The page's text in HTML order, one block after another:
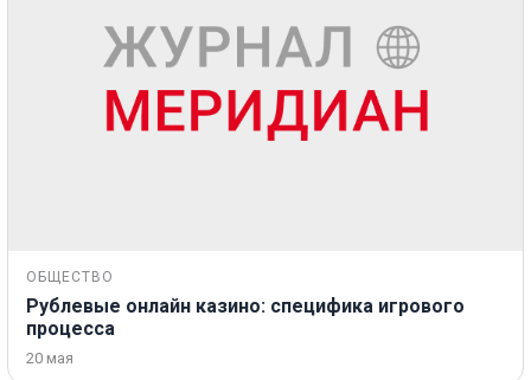
ОБЩЕСТВО
Рублевые онлайн казино: специфика игрового
процесса
20 мая